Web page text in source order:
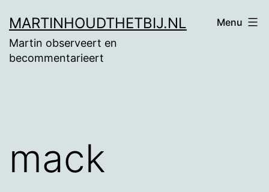
naar
de
MARTINHOUDTHETBIJ.NL
Martin observeert en
becommentarieert
Menu
mack